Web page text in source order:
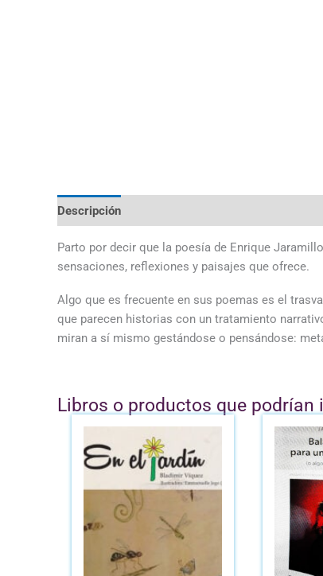
Descripción
Parto por decir que la poesía de Enrique
sensaciones, reflexiones y paisajes que ofrece.
Algo que es frecuente en sus poemas es el
que parecen historias con un tratamiento
miran a sí mismo gestándose o pensándose:
Libros o productos que podrían